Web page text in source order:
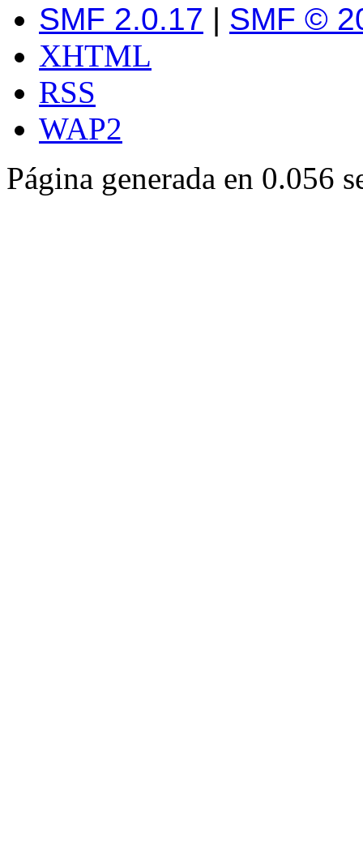
SMF 2.0.17 | SMF ©
XHTML
RSS
WAP2
Página generada en 0.056